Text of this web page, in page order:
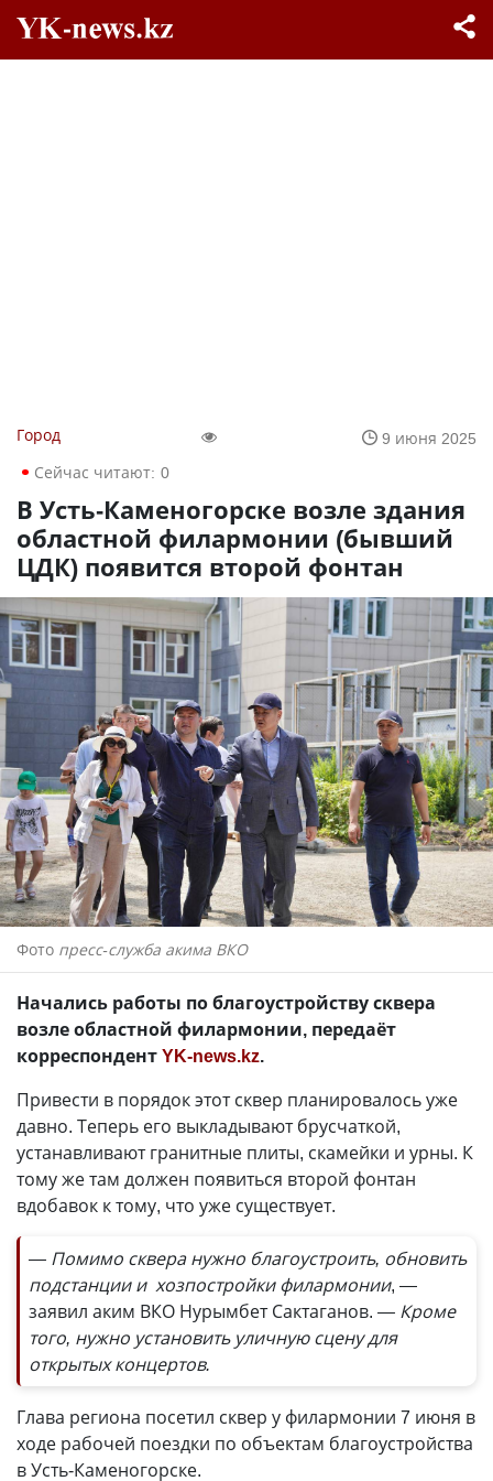
Город
9 июня 2025
Сейчас читают: 0
В Усть-Каменогорске возле здания
областной филармонии (бывший
ЦДК) появится второй фонтан
Фото пресс-служба акима ВКО
Начались работы по благоустройству сквера
возле областной филармонии, передаёт
корреспондентYK-news.kz.
Привести в порядок этот сквер планировалось уже
давно. Теперь его выкладывают брусчаткой,
устанавливают гранитные плиты, скамейки и урны. К
тому же там должен появиться второй фонтан
вдобавок к тому, что уже существует.
— Помимо сквера нужно благоустроить, обновить
подстанции и хозпостройки филармонии, —
заявил аким ВКО Нурымбет Сактаганов. — Кроме
того, нужно установить уличную сцену для
открытых концертов.
Глава региона посетил сквер у филармонии 7 июня в
ходе рабочей поездки по объектам благоустройства
в Усть-Каменогорске.